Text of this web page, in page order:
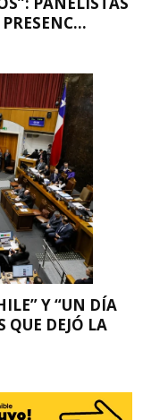
Y “UN DÍA
QUE DEJÓ LA